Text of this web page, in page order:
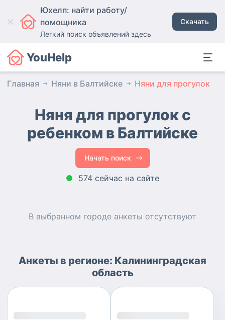
Юхелп: найти работу/
помощника
Легкий поиск объявлений здесь
Скачать
YouHelp
Главная Няни в Балтийске Няни для прогулок
Няня для прогулок с
ребенком в Балтийске
Начать поиск
574 сейчас на сайте
В выбранном городе анкеты отсутствуют
Анкеты в регионе: Калининградская
область